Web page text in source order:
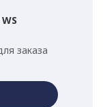
заказа